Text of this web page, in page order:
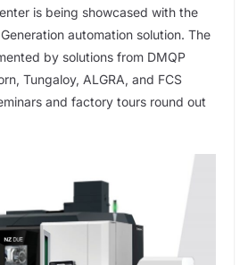
is being showcased with the
automation solution. The
by solutions from DMQP
Tungaloy, ALGRA, and FCS
and factory tours round out